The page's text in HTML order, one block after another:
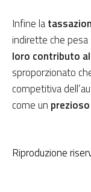
Infine la
indirette che pesa
loro contributo
sproporzionato
competitiva
come un
Riproduzione